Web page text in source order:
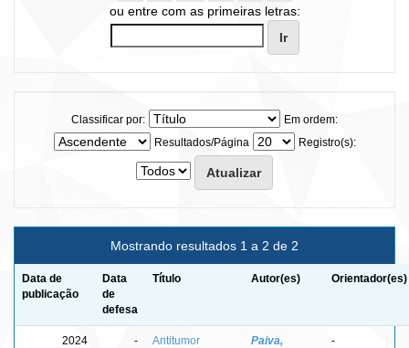
ou entre com as primeiras letras:
Classificar por:
Em ordem:
Resultados/Página
Registro(s):
Mostrando resultados 1 a 2 de 2
Data de
publicação
Data
de
defesa
Título Autor(es) Orientador(es)
2024 -
Antitumor
Paiva,
-